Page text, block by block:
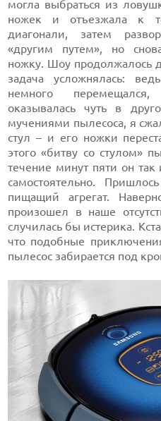
могла выбраться из
ножек и отъезжала к
диагонали, затем
«другим путем», но
ножку. Шоу продолжалось
задача усложнялась:
немного
оказывалась чуть в
мучениями пылесоса, я
стул – и его ножки
этого «битву со стулом»
течение минут пяти он
самостоятельно.
пищащий агрегат.
произошел в наше
случилась бы истерика.
что подобные
пылесос забирается под